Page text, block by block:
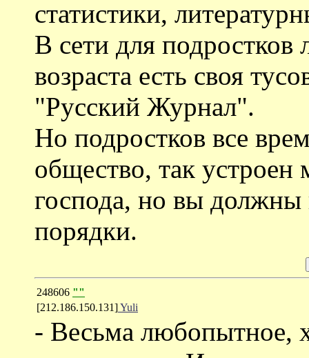
статистики,
В сети для подростков
возраста есть своя
"Русский Журнал".
Но подростков все
общество, так
господа, но вы должны
порядки.
248606 ""
[212.186.150.131]Yuli
- Весьма любопытное,